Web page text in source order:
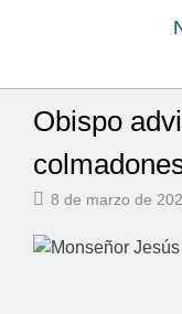
Obispo
8 de marzo de